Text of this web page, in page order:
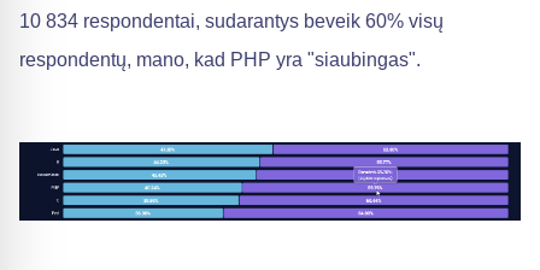
10 834 respondentai, sudarantys beveik 60% visų
respondentų, mano, kad PHP yra "siaubingas".